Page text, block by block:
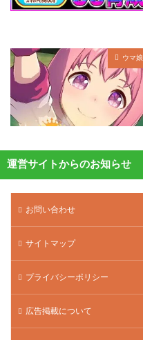
ウマ娘
運営サイトからのお知らせ
お問い合わせ
サイトマップ
プライバシーポリシー
広告掲載について